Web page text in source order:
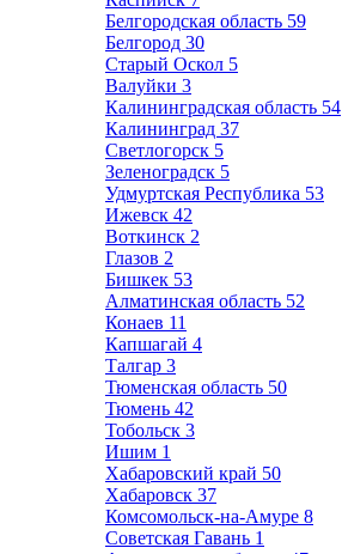
Белгородская область 59
Белгород 30
Старый Оскол 5
Валуйки 3
Калининградская область 54
Калининград 37
Светлогорск 5
Зеленоградск 5
Удмуртская Республика 53
Ижевск 42
Воткинск 2
Глазов 2
Бишкек 53
Алматинская область 52
Конаев 11
Капшагай 4
Талгар 3
Тюменская область 50
Тюмень 42
Тобольск 3
Ишим 1
Хабаровский край 50
Хабаровск 37
Комсомольск-на-Амуре 8
Советская Гавань 1